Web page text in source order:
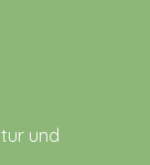
und